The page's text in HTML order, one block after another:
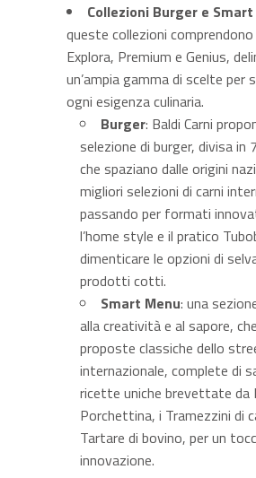
Collezioni Burger e
queste collezioni comprendono
Explora, Premium e Genius,
un’ampia gamma di scelte per
ogni esigenza culinaria.
Burger: Baldi Carni
selezione di burger, divisa in
che spaziano dalle origini
migliori selezioni di carni
passando per formati
l’home style e il pratico
dimenticare le opzioni di
prodotti cotti.
Smart Menu: una
alla creatività e al sapore,
proposte classiche dello
internazionale, complete di
ricette uniche brevettate da
Porchettina, i Tramezzini di
Tartare di bovino, per un
innovazione.